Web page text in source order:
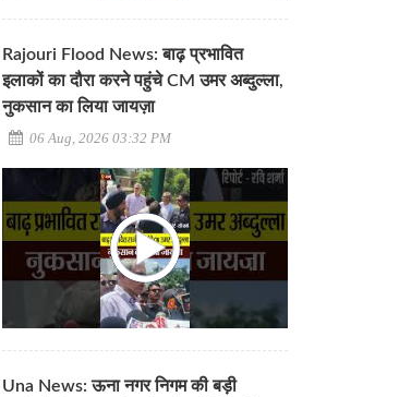
Rajouri Flood News: बाढ़ प्रभावित
इलाकों का दौरा करने पहुंचे CM उमर अब्दुल्ला,
नुकसान का लिया जायज़ा
06 Aug, 2026 03:32 PM
Una News: ऊना नगर निगम की बड़ी